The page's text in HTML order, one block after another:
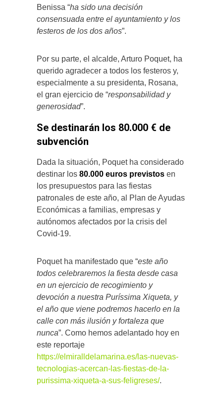
Benissa “ha sido una decisión
consensuada entre el ayuntamiento y los
festeros de los dos años”.
Por su parte, el alcalde, Arturo Poquet, ha
querido agradecer a todos los festeros y,
especialmente a su presidenta, Rosana,
el gran ejercicio de “responsabilidad y
generosidad”.
Se destinarán los 80.000 € de
subvención
Dada la situación, Poquet ha considerado
destinar los 80.000 euros previstos en
los presupuestos para las fiestas
patronales de este año, al Plan de Ayudas
Económicas a familias, empresas y
autónomos afectados por la crisis del
Covid-19.
Poquet ha manifestado que “este año
todos celebraremos la fiesta desde casa
en un ejercicio de recogimiento y
devoción a nuestra Puríssima Xiqueta, y
el año que viene podremos hacerlo en la
calle con más ilusión y fortaleza que
nunca”. Como hemos adelantado hoy en
este reportaje
https://elmiralldelamarina.es/las-nuevas-
tecnologias-acercan-las-fiestas-de-la-
purissima-xiqueta-a-sus-feligreses/.